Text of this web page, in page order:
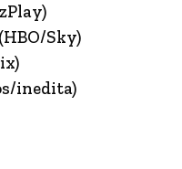
Sky)
inedita)